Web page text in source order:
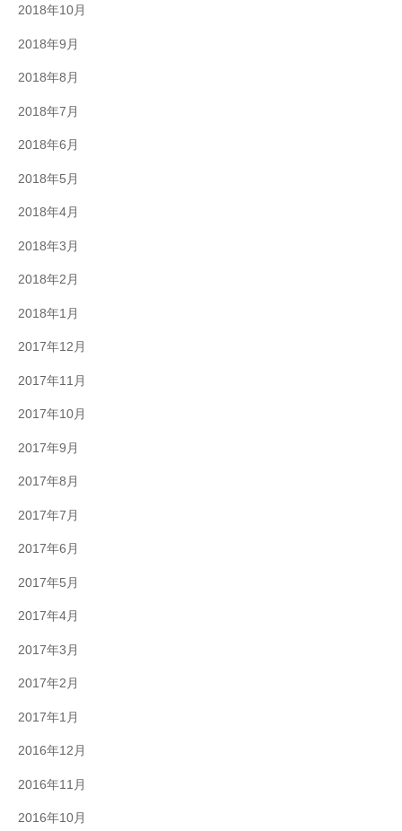
2018年10月
2018年9月
2018年8月
2018年7月
2018年6月
2018年5月
2018年4月
2018年3月
2018年2月
2018年1月
2017年12月
2017年11月
2017年10月
2017年9月
2017年8月
2017年7月
2017年6月
2017年5月
2017年4月
2017年3月
2017年2月
2017年1月
2016年12月
2016年11月
2016年10月